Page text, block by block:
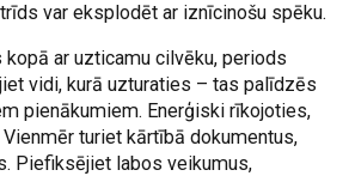
var eksplodēt ar iznīcinošu spēku.
kopā ar uzticamu cilvēku, periods
vidi, kurā uzturaties – tas palīdzēs
pienākumiem. Enerģiski rīkojoties,
turiet kārtībā dokumentus,
Piefiksējiet labos veikumus,